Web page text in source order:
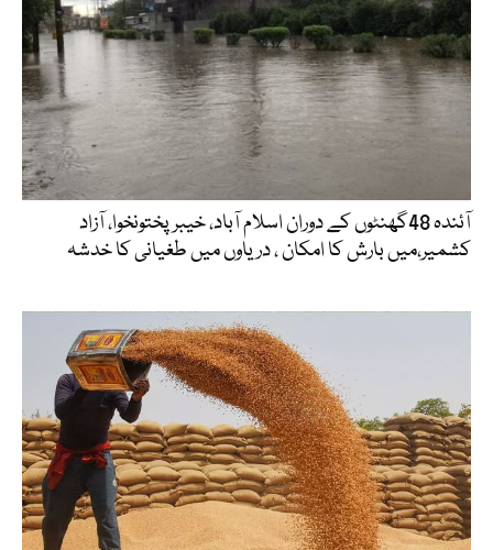
آئندہ 48گھنٹوں کے دوران اسلام آباد، خیبرپختونخوا، آزاد
کشمیر،میں بارش کا امکان ، دریاوں میں طغیانی کا خدشہ